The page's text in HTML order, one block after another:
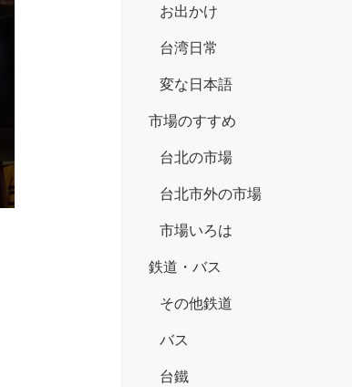
お出かけ
台湾日常
変な日本語
市場のすすめ
台北の市場
台北市外の市場
市場いろは
鉄道・バス
その他鉄道
バス
台鐵